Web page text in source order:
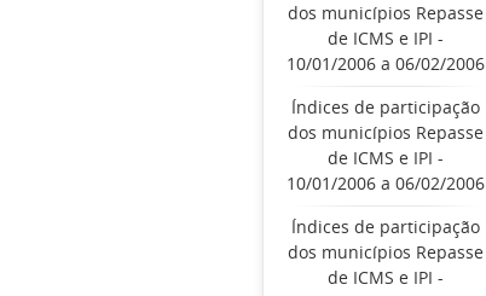
dos municípios Repasse
de ICMS e IPI -
10/01/2006 a 06/02/2006
Índices de participação
dos municípios Repasse
de ICMS e IPI -
10/01/2006 a 06/02/2006
Índices de participação
dos municípios Repasse
de ICMS e IPI -